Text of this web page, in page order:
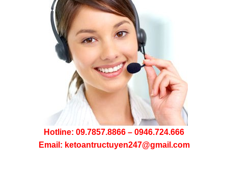
Hotline: 09.7857.8866 – 0946.724.666
Email: ketoantructuyen247@gmail.com